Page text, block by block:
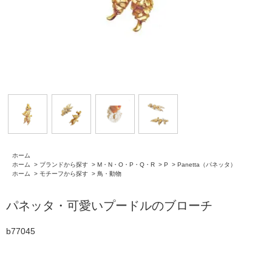
ホーム
ホーム
> ブランドから探す > M・N・O・P・Q・R > P > Panetta（パネッタ）
ホーム
> モチーフから探す > 鳥・動物
パネッタ・可愛いプードルのブローチ
b77045